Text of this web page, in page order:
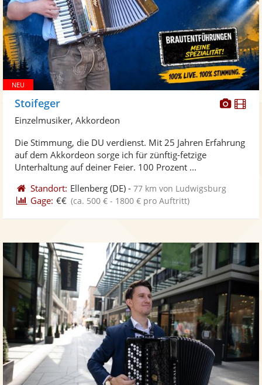
Fotos
Stoifeger
Einzelmusiker, Akkordeon
Die Stimmung, die DU verdienst. Mit 25 Jahren Erfahrung
auf dem Akkordeon sorge ich für zünftig-fetzige
Unterhaltung auf deiner Feier. 100 Prozent ...
Standort: Ellenberg (DE) -77 km von Ludwigsburg
Gage: €€ (ca. 500 € - 1800 € pro Auftritt)